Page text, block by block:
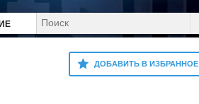
ДОБАВИТЬ В ИЗБРАННОЕ